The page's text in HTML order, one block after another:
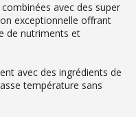
avec des super
exceptionnelle offrant
de nutriments et
avec des ingrédients de
température sans